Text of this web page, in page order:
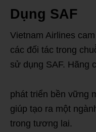
Dụng SAF
Vietnam Airlines
các đối tác trong
sử dụng SAF. Hãng
phát triển bền vững
giúp tạo ra một
trong tương lai.